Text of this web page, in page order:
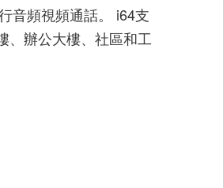
音頻視頻通話。 i64支
、辦公大樓、社區和工